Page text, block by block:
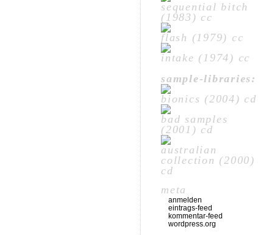
sequential bitch
(1983) cc
flash (1979) cc
intake (1974) cc
sample-libraries:
bionics (2004) cd
bad samples
(2001) cd
australian
collection (2000)
cd
meta
anmelden
eintrags-feed
kommentar-feed
wordpress.org